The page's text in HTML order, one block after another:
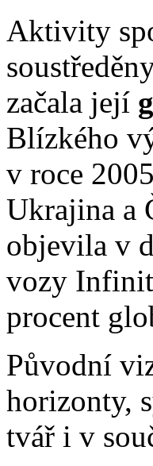
Aktivity
začala její
Blízkého
v roce
Ukrajina a
objevila v
vozy
procent
Původní
horizonty,
tvář i v